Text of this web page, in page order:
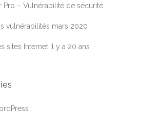
Pro – Vulnérabilité de sécurité
vulnérabilités mars 2020
sites Internet il y a 20 ans